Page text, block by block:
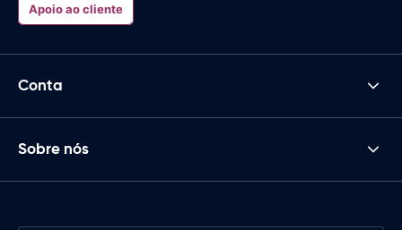
Apoio ao cliente
Conta
Sobre nós